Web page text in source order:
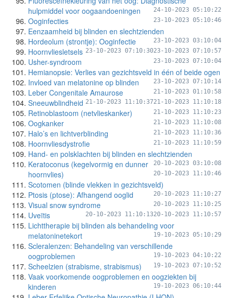
hulpmiddel voor oogaandoeningen
24-10-2023 05:10:22
Ooginfecties 23-10-2023 05:10:46
Eenzaamheid bij blinden en slechtzienden
23-10-2023 03:10:04
Hordeolum (strontje): Ooginfectie
23-10-2023 07:10:57
Hoornvliesletsels 23-10-2023 07:10:30
Usher-syndroom 23-10-2023 07:10:04
Hemianopsie: Verlies van gezichtsveld in één of beide ogen
23-10-2023 07:10:14
Invloed van melatonine op blinden
21-10-2023 01:10:58
Leber Congenitale Amaurose
21-10-2023 11:10:18
Sneeuwblindheid 21-10-2023 11:10:37
Retinoblastoom (netvlieskanker) 21-10-2023 11:10:23
Oogkanker 21-10-2023 11:10:08
Halo’s en lichtverblinding 21-10-2023 11:10:36
Hoornvliesdystrofie 21-10-2023 11:10:59
Hand- en polsklachten bij blinden en slechtzienden
20-10-2023 03:10:08
Keratoconus (kegelvormig en dunner
hoornvlies)
20-10-2023 11:10:46
Scotomen (blinde vlekken in gezichtsveld)
20-10-2023 11:10:27
Ptosis (ptose): Afhangend ooglid
20-10-2023 11:10:25
Visual snow syndrome
20-10-2023 11:10:57
Uveïtis 20-10-2023 11:10:13
Lichttherapie bij blinden als behandeling voor
melatoninetekort
19-10-2023 05:10:29
Scleralenzen: Behandeling van verschillende
oogproblemen
19-10-2023 04:10:22
Scheelzien (strabisme, strabismus) 19-10-2023 07:10:52
Vaak voorkomende oogproblemen en oogziekten bij
kinderen
19-10-2023 06:10:44